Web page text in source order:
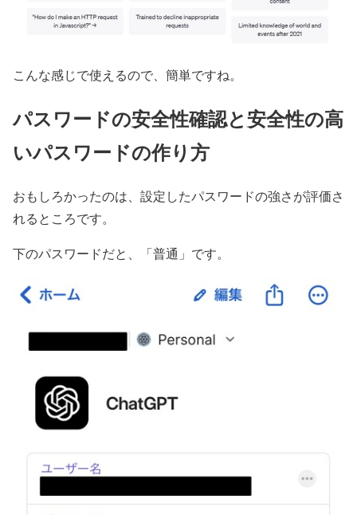
こんな感じで使えるので、簡単ですね。
パスワードの安全性確認と安全性の高
いパスワードの作り方
おもしろかったのは、設定したパスワードの強さが評価さ
れるところです。
下のパスワードだと、「普通」です。